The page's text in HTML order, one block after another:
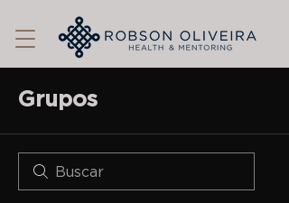
Grupos